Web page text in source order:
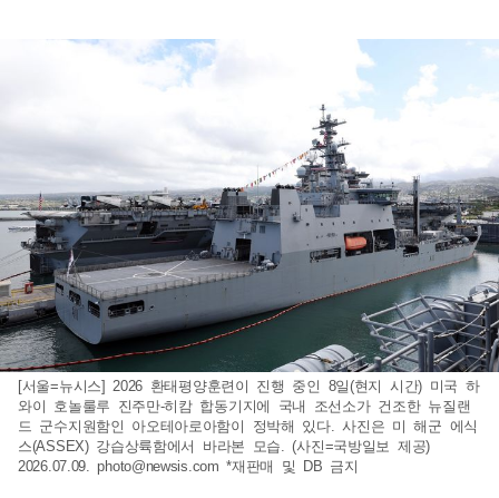
[서울=뉴시스] 2026 환태평양훈련이 진행 중인 8일(현지 시간) 미국 하
와이 호놀룰루 진주만-히캄 합동기지에 국내 조선소가 건조한 뉴질랜
드 군수지원함인 아오테아로아함이 정박해 있다. 사진은 미 해군 에식
스(ASSEX) 강습상륙함에서 바라본 모습. (사진=국방일보 제공)
2026.07.09.photo@newsis.com *재판매 및 DB 금지